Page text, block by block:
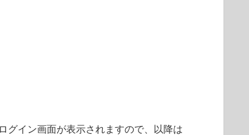
グイン画面が表示されますので、以降は